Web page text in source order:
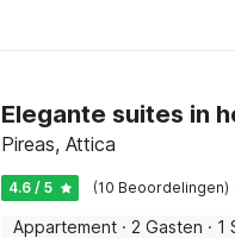
Elegante suites in
Pireas, Attica
4.6 / 5 (10 Beoordelingen)
Appartement · 2 Gasten · 1